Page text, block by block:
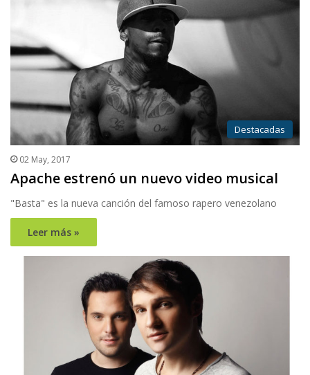
Destacadas
02 May, 2017
Apache estrenó un nuevo video musical
"Basta" es la nueva canción del famoso rapero venezolano
Leer más »